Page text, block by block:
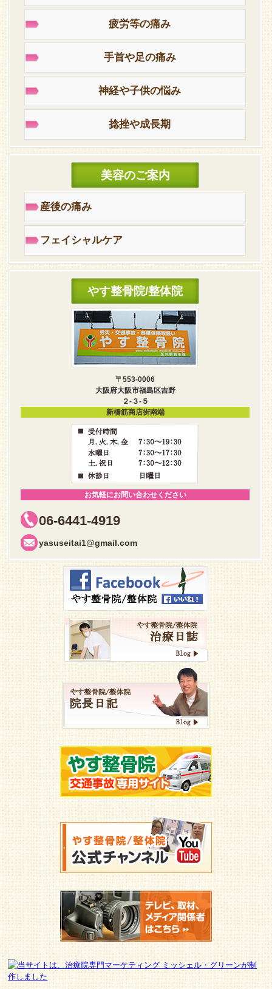
疲労等の痛み
手首や足の痛み
神経や子供の悩み
捻挫や成長期
美容のご案内
産後の痛み
フェイシャルケア
やす整骨院/整体院
〒553-0006
大阪府大阪市福島区吉野
２-３-５
新橋筋商店街南端
お気軽にお問い合わせください
06-6441-4919
yasuseitai1@gmail.com